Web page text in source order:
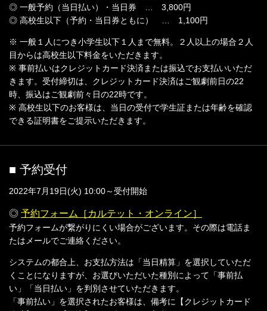
◎ 一般予約（当日払い）・当日券 … 3,800円
◎ 高校生以下（予約・当日券ともに） … 1,100円
※ 一般１人につき小学生以下１人まで無料。２人以上の場合２人
目からは高校生以下料金をいただきます。
※ 事前払いはクレジットカード決済または振込でお支払いいただ
きます。受付締切は、クレジットカード決済はご観劇前日の22
時、振込はご観劇前々日の22時です。
※ 高校生以下のお客様は、当日の受付で学生証または年齢を確認
できる証明書をご提示いただきます。
■ 予約受付
2022年7月19日(火) 10:00～受付開始
◎ 予約フォーム［カルテット・オンライン］
予約フォームが繋がりにくい場合がございます。その際は電話ま
たはメールでご連絡ください。
システムの都合上、お支払方法は「当日精算」を選択していただ
くことになりますが、お選びいただいた種別によって「事前払
い」「当日払い」を判別させていただきます。
「事前払い」を選択されたお客様は、備考に【クレジットカード